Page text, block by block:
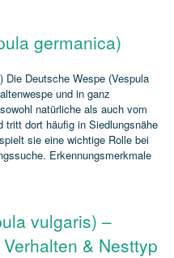
germanica)
Die Deutsche Wespe (Vespula
und in ganz
natürliche als auch vom
tritt dort häufig in Siedlungsnähe
sie eine wichtige Rolle bei
Erkennungsmerkmale
vulgaris) –
& Nesttyp